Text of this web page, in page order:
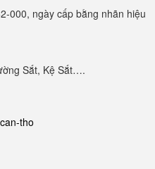
000, ngày cấp bằng nhãn hiệu
Sắt, Kệ Sắt….
tho